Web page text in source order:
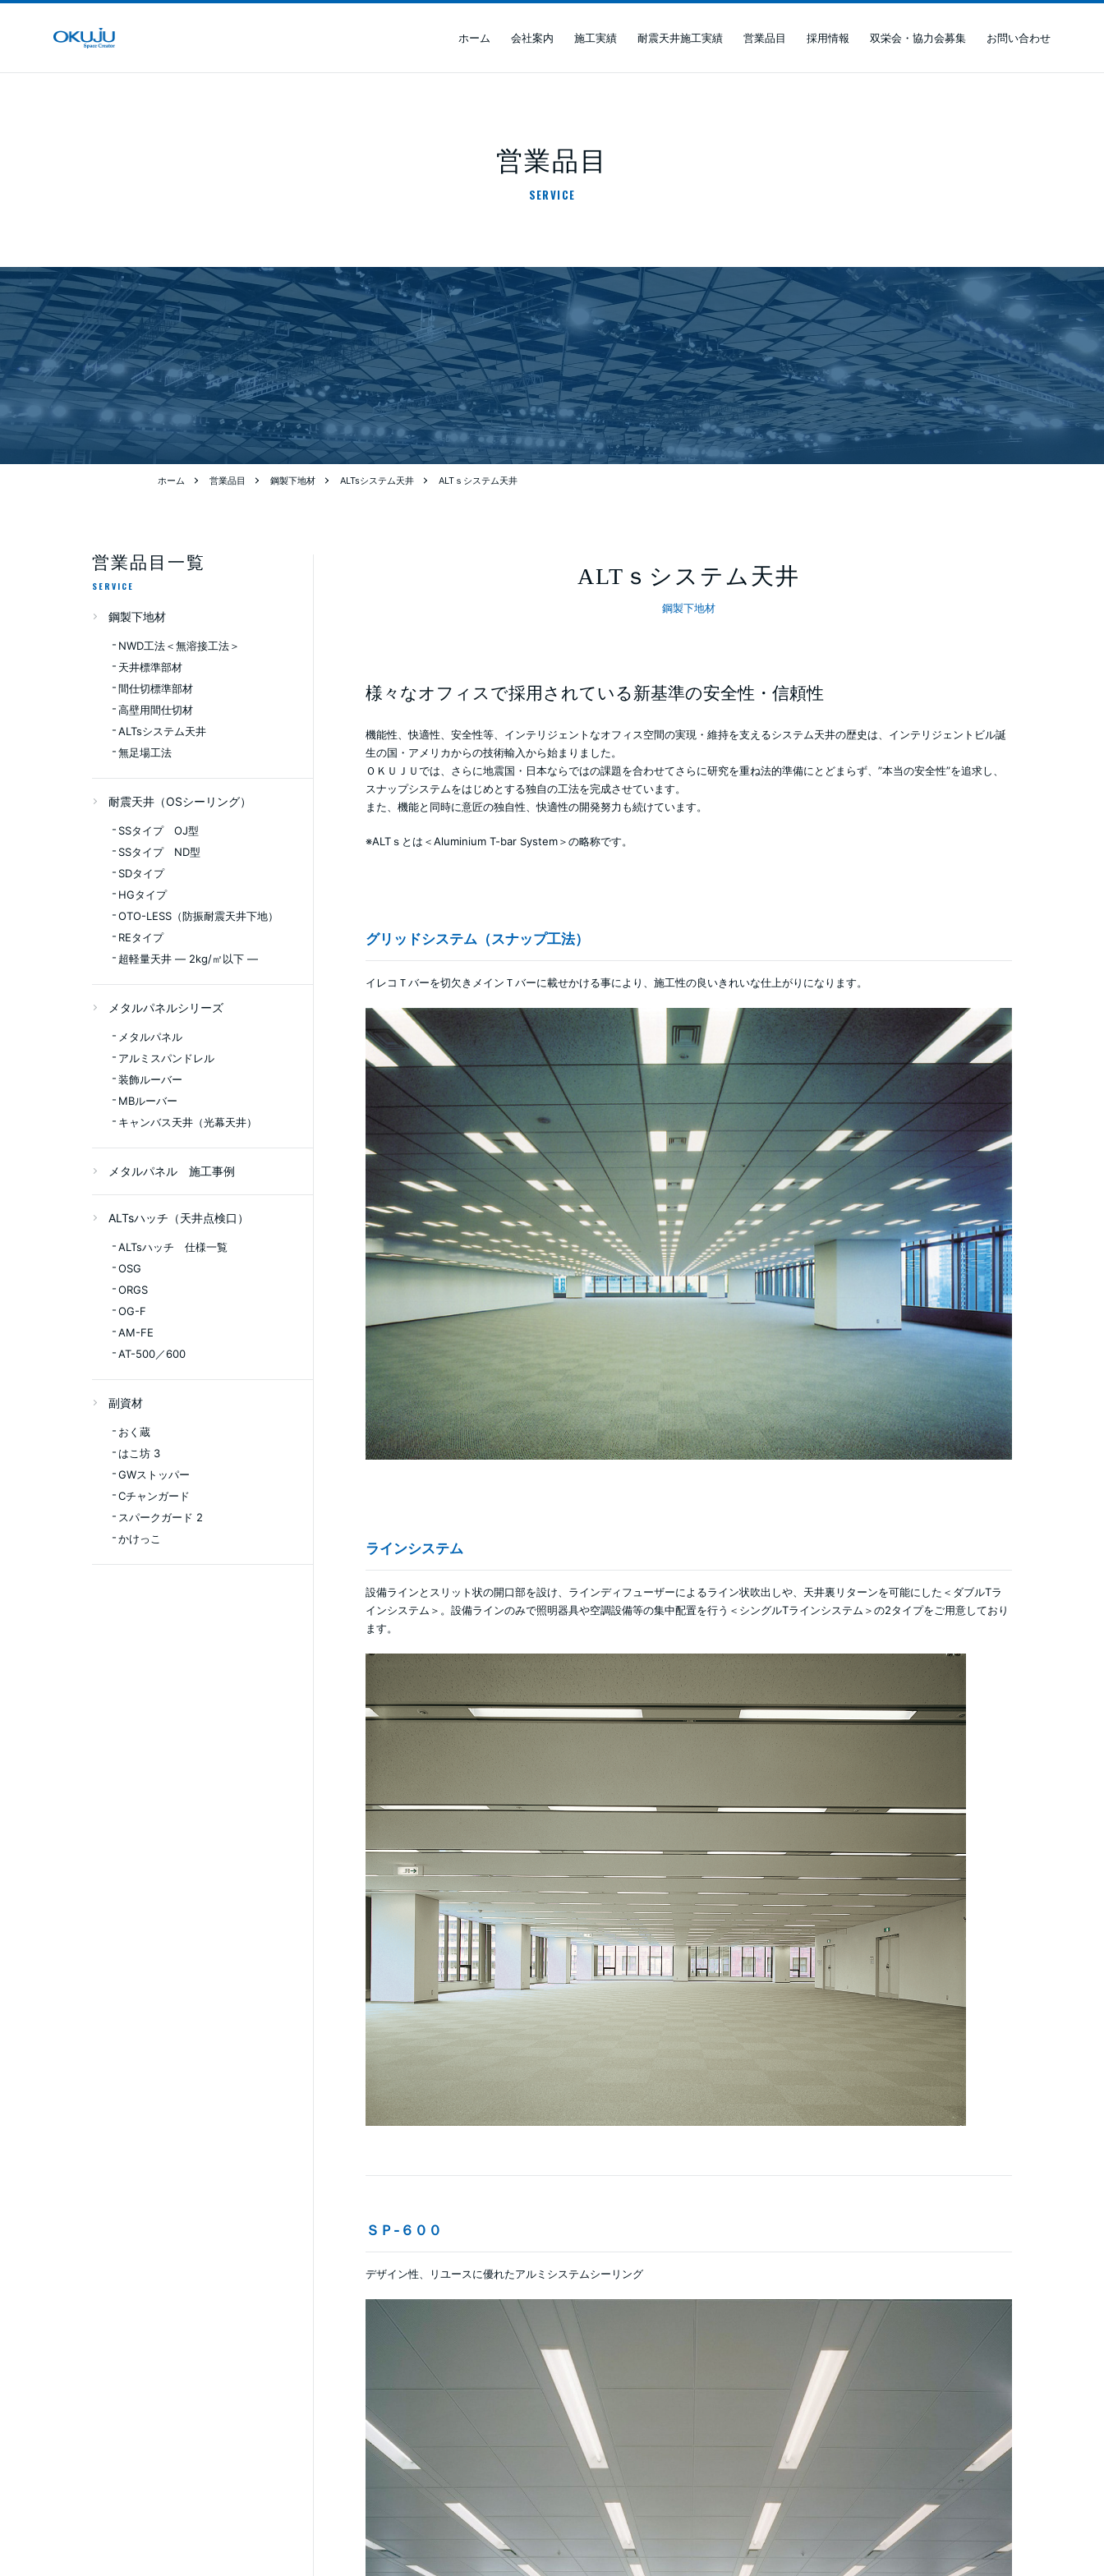
ホーム 会社案内 施工実績 耐震天井施工実績 営業品目 採用情報 双栄会・協力会募集 お問い合わせ
営業品目
SERVICE
ホーム 営業品目 鋼製下地材 ALTsシステム天井 ALTｓシステム天井
ALTｓシステム天井
鋼製下地材
様々なオフィスで採用されている新基準の安全性・信頼性
機能性、快適性、安全性等、インテリジェントなオフィス空間の実現・維持を支えるシステム天井の歴史は、インテリジェントビル誕
生の国・アメリカからの技術輸入から始まりました。
ＯＫＵＪＵでは、さらに地震国・日本ならではの課題を合わせてさらに研究を重ね法的準備にとどまらず、”本当の安全性”を追求し、
スナップシステムをはじめとする独自の工法を完成させています。
また、機能と同時に意匠の独自性、快適性の開発努力も続けています。
※ALTｓとは＜Aluminium T-bar System＞の略称です。
グリッドシステム（スナップ工法）
イレコＴバーを切欠きメインＴバーに載せかける事により、施工性の良いきれいな仕上がりになります。
ラインシステム
設備ラインとスリット状の開口部を設け、ラインディフューザーによるライン状吹出しや、天井裏リターンを可能にした＜ダブルTラ
インシステム＞。設備ラインのみで照明器具や空調設備等の集中配置を行う＜シングルTラインシステム＞の2タイプをご用意しており
ます。
ＳＰ-６００
デザイン性、リユースに優れたアルミシステムシーリング
営業品目一覧
SERVICE
鋼製下地材
NWD工法＜無溶接工法＞
天井標準部材
間仕切標準部材
高壁用間仕切材
ALTsシステム天井
無足場工法
耐震天井（OSシーリング）
SSタイプ OJ型
SSタイプ ND型
SDタイプ
HGタイプ
OTO-LESS（防振耐震天井下地）
REタイプ
超軽量天井 ― 2kg/㎡以下 ―
メタルパネルシリーズ
メタルパネル
アルミスパンドレル
装飾ルーバー
MBルーバー
キャンバス天井（光幕天井）
メタルパネル 施工事例
ALTsハッチ（天井点検口）
ALTsハッチ 仕様一覧
OSG
ORGS
OG-F
AM-FE
AT-500／600
副資材
おく蔵
はこ坊 3
GWストッパー
Cチャンガード
スパークガード 2
かけっこ